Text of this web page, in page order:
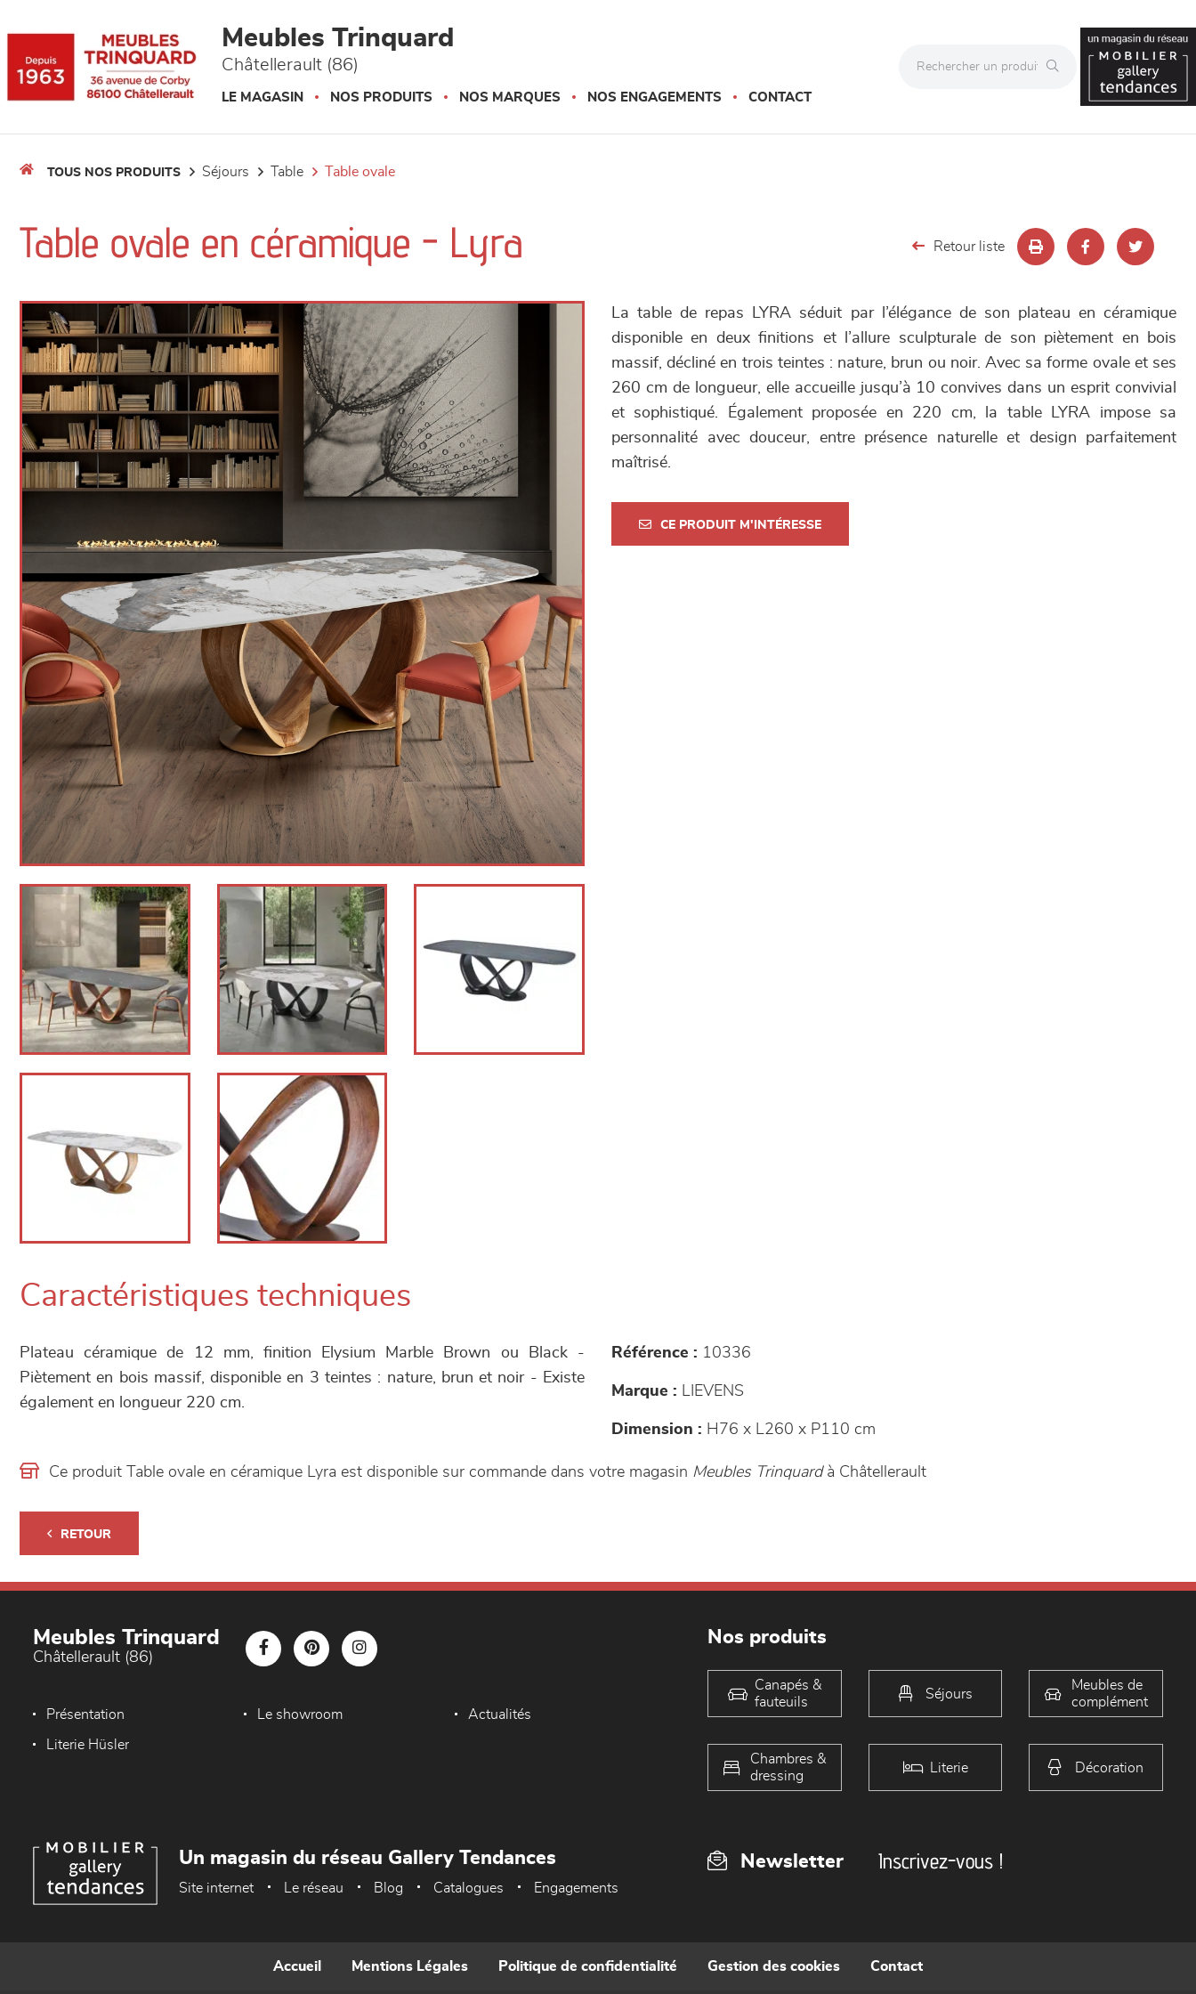
Meubles Trinquard
Châtellerault (86)
LE MAGASIN NOS PRODUITS NOS MARQUES NOS ENGAGEMENTS CONTACT
TOUS NOS PRODUITS séjours table table ovale
Table ovale en céramique - Lyra Retour liste
La table de repas LYRA séduit par l’élégance de son plateau en céramique
disponible en deux finitions et l’allure sculpturale de son piètement en bois
massif, décliné en trois teintes : nature, brun ou noir. Avec sa forme ovale et ses
260 cm de longueur, elle accueille jusqu’à 10 convives dans un esprit convivial
et sophistiqué. Également proposée en 220 cm, la table LYRA impose sa
personnalité avec douceur, entre présence naturelle et design parfaitement
maîtrisé.
CE PRODUIT M'INTÉRESSE
Caractéristiques techniques
Plateau céramique de 12 mm, finition Elysium Marble Brown ou Black -
Piètement en bois massif, disponible en 3 teintes : nature, brun et noir - Existe
également en longueur 220 cm.
Référence : 10336
Marque : LIEVENS
Dimension : H76 x L260 x P110 cm
Ce produit Table ovale en céramique Lyra est disponible sur commande dans votre magasin Meubles Trinquard à Châtellerault
RETOUR
Meubles Trinquard
Châtellerault (86)
Présentation Le showroom Actualités
Literie Hüsler
Nos produits
Canapés &
fauteuils
Séjours
Meubles de
complément
Chambres &
dressing
Literie Décoration
Newsletter Inscrivez-vous !
Un magasin du réseau Gallery Tendances
Site internet Le réseau Blog Catalogues Engagements
Accueil Mentions Légales Politique de confidentialité Gestion des cookies Contact